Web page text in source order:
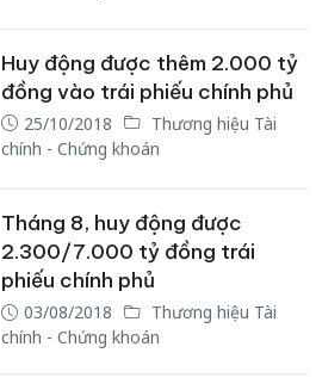
Huy động được thêm 2.000 tỷ
đồng vào trái phiếu chính phủ
25/10/2018
Thương hiệu Tài
chính - Chứng khoán
Tháng 8, huy động được
2.300/7.000 tỷ đồng trái
phiếu chính phủ
03/08/2018
Thương hiệu Tài
chính - Chứng khoán